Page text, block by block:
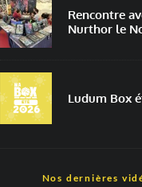
Rencontre
Nurthor le
Ludum Box
Nos dernières